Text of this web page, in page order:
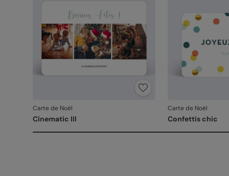
Carte de Noël
Cinematic III
Carte de Noël
Confettis chic